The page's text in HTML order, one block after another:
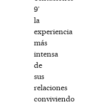
9’
la
experiencia
más
intensa
de
sus
relaciones
conviviendo